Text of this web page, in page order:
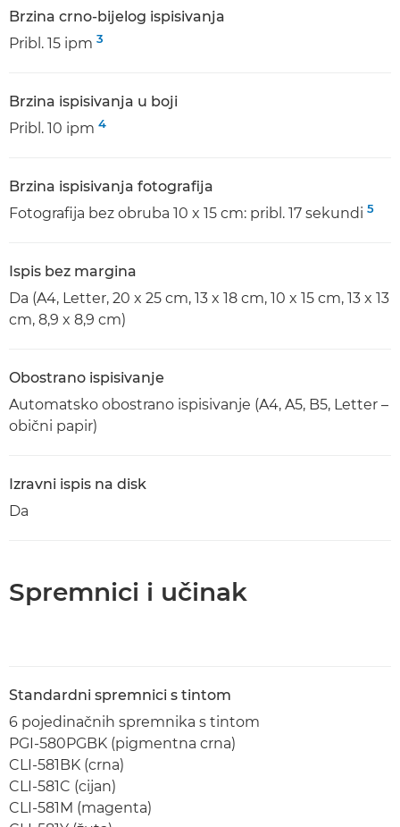
Brzina crno-bijelog ispisivanja
Pribl. 15 ipm 3
Brzina ispisivanja u boji
Pribl. 10 ipm 4
Brzina ispisivanja fotografija
Fotografija bez obruba 10 x 15 cm: pribl. 17 sekundi 5
Ispis bez margina
Da (A4, Letter, 20 x 25 cm, 13 x 18 cm, 10 x 15 cm, 13 x 13
cm, 8,9 x 8,9 cm)
Obostrano ispisivanje
Automatsko obostrano ispisivanje (A4, A5, B5, Letter –
obični papir)
Izravni ispis na disk
Da
Spremnici i učinak
Standardni spremnici s tintom
6 pojedinačnih spremnika s tintom
PGI-580PGBK (pigmentna crna)
CLI-581BK (crna)
CLI-581C (cijan)
CLI-581M (magenta)